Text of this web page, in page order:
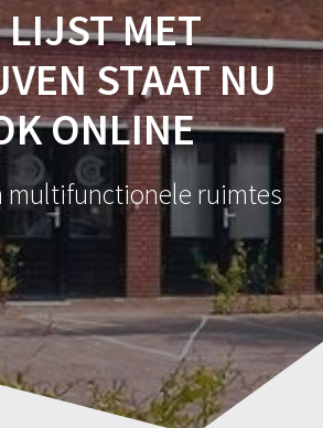
LIJST MET
STAAT NU
ONLINE
multifunctionele ruimtes